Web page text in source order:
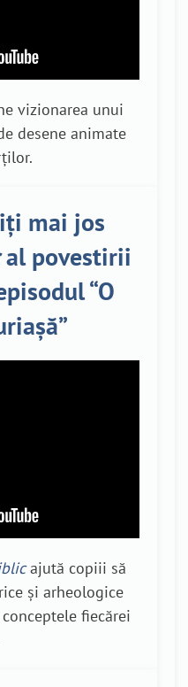
vizionarea unui
desene animate
mai jos
al povestirii
“O
ajută copiii să
și arheologice
fiecărei